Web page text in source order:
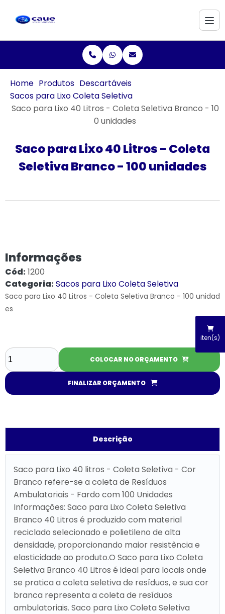
iten(s)
Home Produtos Descartáveis
Sacos para Lixo Coleta Seletiva
Saco para Lixo 40 Litros - Coleta Seletiva Branco - 10
0 unidades
Saco para Lixo 40 Litros - Coleta
Seletiva Branco - 100 unidades
Informações
Cód:1200
Categoria:Sacos para Lixo Coleta Seletiva
Saco para Lixo 40 Litros - Coleta Seletiva Branco - 100 unidad
es
COLOCAR NO ORÇAMENTO
FINALIZAR ORÇAMENTO
Descrição
Saco para Lixo 40 litros - Coleta Seletiva - Cor
Branco refere-se a coleta de Resíduos
Ambulatoriais - Fardo com 100 Unidades
Informações: Saco para Lixo Coleta Seletiva
Branco 40 Litros é produzido com material
reciclado selecionado e polietileno de alta
densidade, proporcionando maior resistência e
elasticidade ao produto.O Saco para Lixo Coleta
Seletiva Branco 40 Litros é ideal para locais onde
se pratica a coleta seletiva de resíduos, e sua cor
branca representa a coleta de resíduos
ambulatoriais. Saco para Lixo Coleta Seletiva